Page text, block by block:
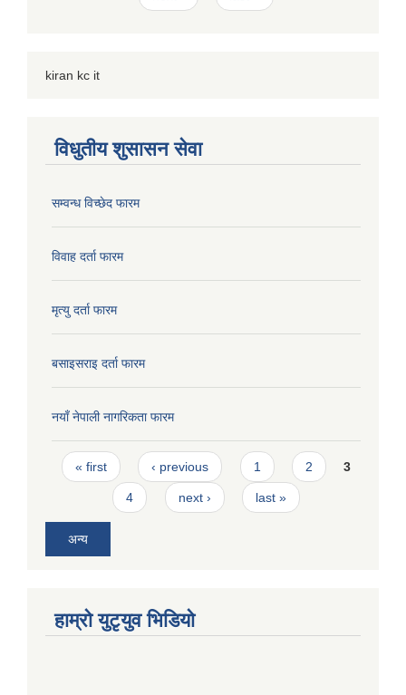
kiran kc it
विधुतीय शुसासन सेवा
सम्वन्ध विच्छेद फारम
विवाह दर्ता फारम
मृत्यु दर्ता फारम
बसाइसराइ दर्ता फारम
नयाँ नेपाली नागरिकता फारम
Pages
« first ‹ previous 1 2 3
4 next › last »
अन्य
हाम्राे युटृयुव भिडियाे